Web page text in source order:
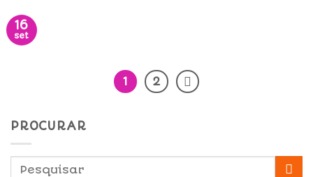
16
set
1 2
PROCURAR